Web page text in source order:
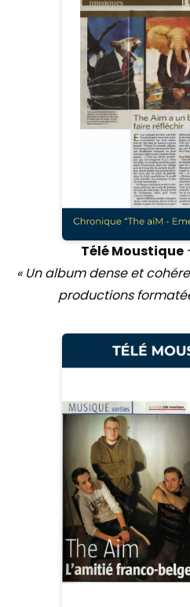
Télé Moustique
« Un album dense et
productions